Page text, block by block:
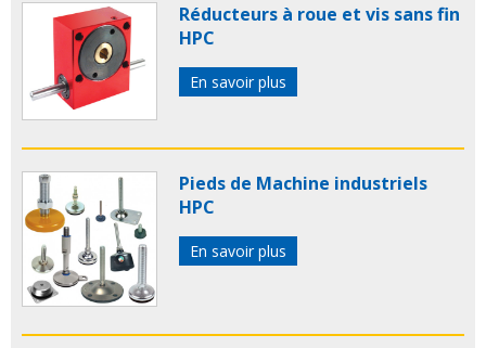
Réducteurs à roue et vis sans fin
HPC
En savoir plus
Pieds de Machine industriels
HPC
En savoir plus